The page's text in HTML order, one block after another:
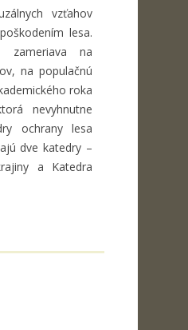
vzťahov
lesa.
zameriava na
na populačnú
roka
nevyhnutne
ochrany lesa
dve katedry –
a Katedra